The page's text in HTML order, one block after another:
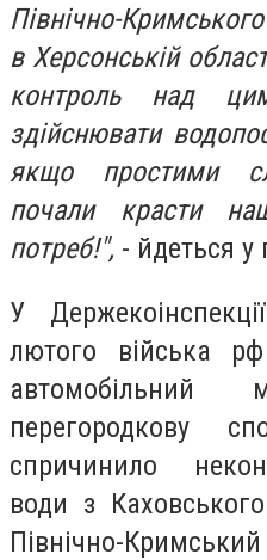
Північно-
в Херсонській
контроль над
здійснювати
якщо простими
почали красти
потреб!", - йдеться у
У
лютого війська
перегородкову
спричинило
води з
Північно-